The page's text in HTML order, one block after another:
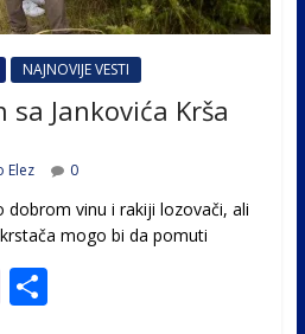
NAJNOVIJE VESTI
Jankovića Krša
Elez 0
dobrom vinu i rakiji lozovači, ali
mogo bi da pomuti
Vi S